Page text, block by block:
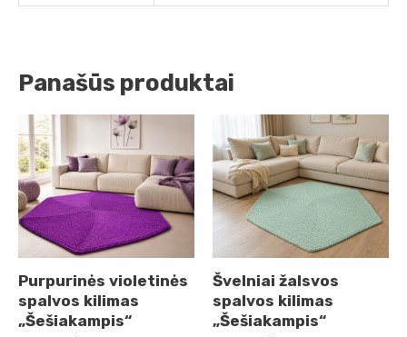
Panašūs produktai
Purpurinės violetinės
spalvos kilimas
„Šešiakampis“
Švelniai žalsvos
spalvos kilimas
„Šešiakampis“